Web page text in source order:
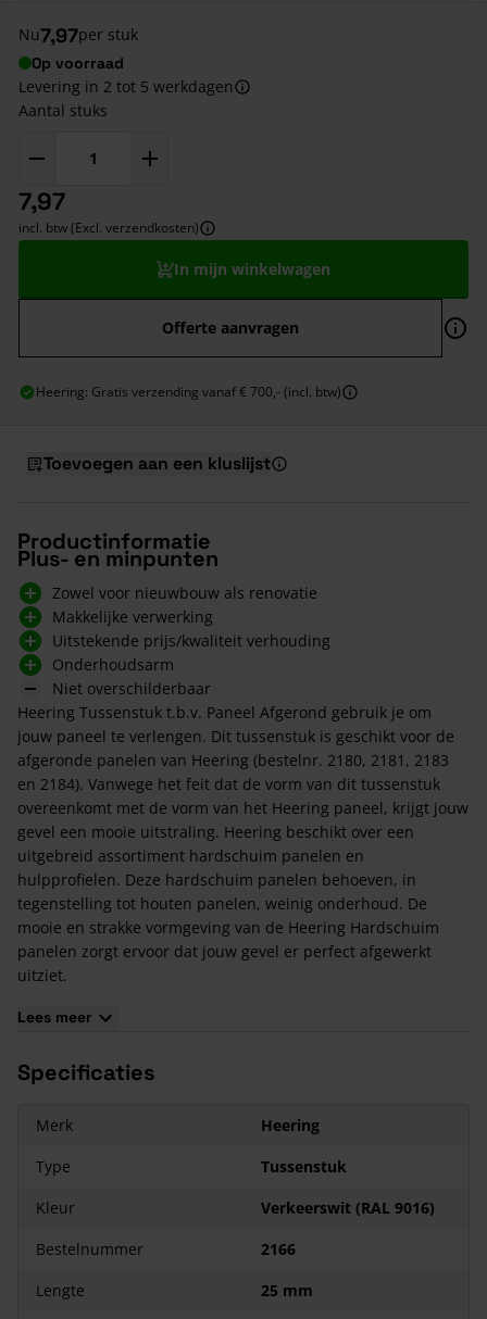
Nu7,97per stuk
Op voorraad
Levering in 2 tot 5 werkdagen
Aantal stuks
7,97
incl. btw (Excl. verzendkosten)
In mijn winkelwagen
Offerte aanvragen
Heering: Gratis verzending vanaf € 700,- (incl. btw)
Toevoegen aan een kluslijst
Productinformatie
Plus- en minpunten
Zowel voor nieuwbouw als renovatie
Makkelijke verwerking
Uitstekende prijs/kwaliteit verhouding
Onderhoudsarm
Niet overschilderbaar
Heering Tussenstuk t.b.v. Paneel Afgerond gebruik je om
jouw paneel te verlengen. Dit tussenstuk is geschikt voor de
afgeronde panelen van Heering (bestelnr. 2180, 2181, 2183
en 2184). Vanwege het feit dat de vorm van dit tussenstuk
overeenkomt met de vorm van het Heering paneel, krijgt jouw
gevel een mooie uitstraling. Heering beschikt over een
uitgebreid assortiment hardschuim panelen en
hulpprofielen. Deze hardschuim panelen behoeven, in
tegenstelling tot houten panelen, weinig onderhoud. De
mooie en strakke vormgeving van de Heering Hardschuim
panelen zorgt ervoor dat jouw gevel er perfect afgewerkt
uitziet.
Voordelen van Heering Hardschuim Panelen
De panelen zijn volledig te recyclen
Bewerken en monteren van de panelen is eenvoudig
Lees meer
Specificaties
Merk
Heering
Type
Tussenstuk
Kleur
Verkeerswit (RAL 9016)
Bestelnummer
2166
Lengte
25 mm